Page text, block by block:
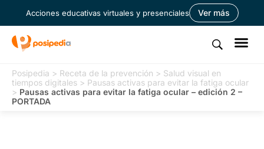
Acciones educativas virtuales y presenciales Ver más
Posipedia > Receta de la prevención > Salud visual en
tiempos digitales > Pausas activas para evitar la fatiga ocular
> Pausas activas para evitar la fatiga ocular – edición 2 –
PORTADA